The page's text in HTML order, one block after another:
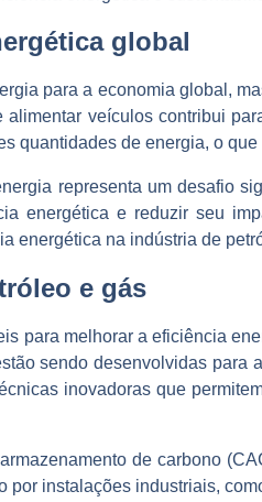
global
para a economia global,
veículos contribui
quantidades de energia, o
representa um desafio
energética e reduzir seu
energética na indústria de
e gás
para melhorar a eficiência
sendo desenvolvidas
inovadoras que
de carbono
instalações industriais,